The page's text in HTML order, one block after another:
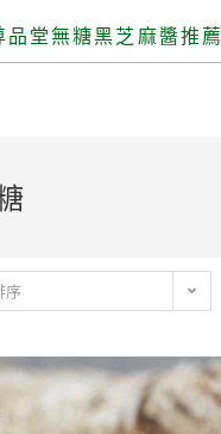
堂無糖黑芝麻醬推薦
序